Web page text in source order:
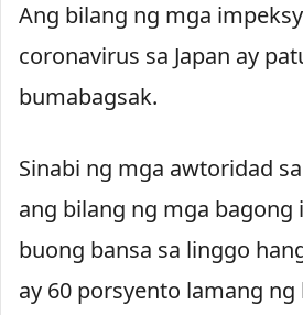
Ang bilang ng mga
coronavirus sa Japan ay
bumabagsak.
Sinabi ng mga awtoridad
ang bilang ng mga bagong
buong bansa sa linggo
ay 60 porsyento lamang